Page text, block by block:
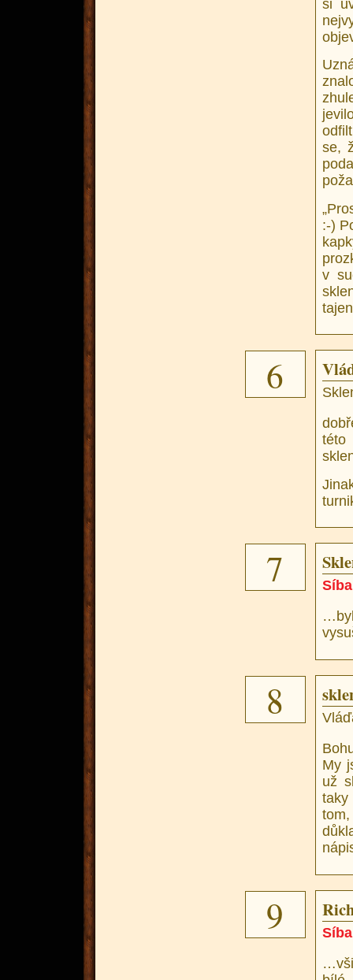
si
se,
:-)
v
6
této
7
Síba
8
My
už
9
Síba